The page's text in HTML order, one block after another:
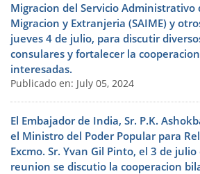
Migracion del Servicio
Migracion y Extranjeria (SAIME) y
jueves 4 de julio, para discutir
consulares y fortalecer la
interesadas.
Publicado en: July 05, 2024
El Embajador de India, Sr. P.K.
el Ministro del Poder Popular para
Excmo. Sr. Yvan Gil Pinto, el 3 de
reunion se discutio la cooperacion